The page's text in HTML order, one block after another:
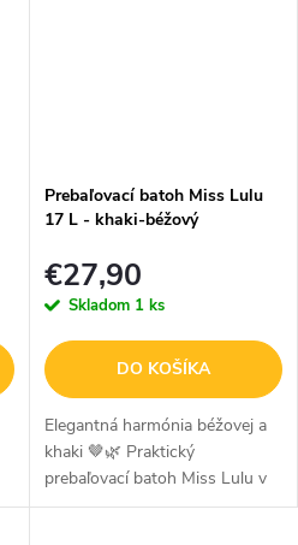
Prebaľovací batoh Miss Lulu
17 L - khaki-béžový
€27,90
Skladom 1 ks
DO KOŠÍKA
Elegantná harmónia béžovej a
khaki 🤎🌿 Praktický
prebaľovací batoh Miss Lulu v
sofistikovanej kombinácii